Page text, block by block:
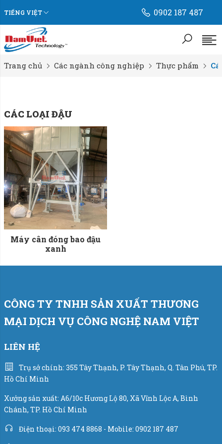
TIẾNG VIỆT 0902 187 487
Trang chủ Các ngành công nghiệp Thực phẩm
CÁC LOẠI ĐẬU
Máy cân đóng bao đậu
xanh
CÔNG TY TNHH SẢN XUẤT THƯƠNG
MẠI DỊCH VỤ CÔNG NGHỆ NAM VIỆT
LIÊN HỆ
Trụ sở chính: 355 Tây Thạnh, P. Tây Thạnh, Q. Tân Phú, TP.
Hồ Chí Minh
Xưởng sản xuất: A6/10c Hương Lộ 80, Xã Vĩnh Lộc A, Bình
Chánh, TP. Hồ Chí Minh
Điện thoại: 093 474 8868 - Mobile: 0902 187 487